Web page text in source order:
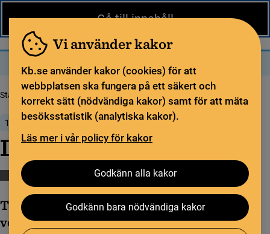
Gå till innehåll
Vi använder kakor
Kb.se använder kakor (cookies) för att
webbplatsen ska fungera på ett säkert och
korrekt sätt (nödvändiga kakor) samt för att mäta
besöksstatistik (analytiska kakor).
Läs mer i vår policy för kakor
Godkänn alla kakor
Godkänn bara nödvändiga kakor
Startsida Nytt från KB Libris version 1.21
10 mars 2021
Libris version 1.21
Katalogisering Libris versionsinformation
Torsdag 25 mars produktionssattes Libris
version 1.21